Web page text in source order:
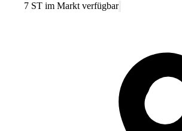
7 ST im Markt verfügbar